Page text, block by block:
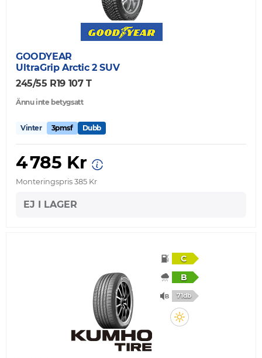
GOODYEAR
UltraGrip Arctic 2 SUV
245/55 R19 107 T
Ännu inte betygsatt
Vinter 3pmsf Dubb
4 785 Kr
Monteringspris 385 Kr
EJ I LAGER
C
B
71db